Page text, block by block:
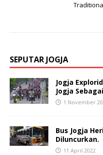
SEPUTAR JOGJA
Jogja
Jogja
1 November
Bus Jogja
Diluncurkan.
11 April 2022